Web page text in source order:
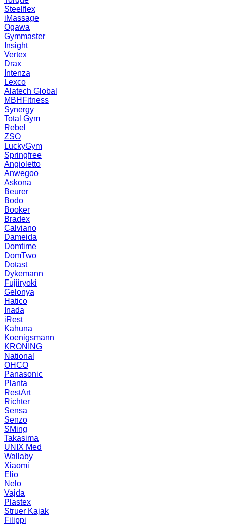
Steelflex
iMassage
Ogawa
Gymmaster
Insight
Vertex
Drax
Intenza
Lexco
Alatech Global
MBHFitness
Synergy
Total Gym
Rebel
ZSO
LuckyGym
Springfree
Angioletto
Anwegoo
Askona
Beurer
Bodo
Booker
Bradex
Calviano
Dameida
Domtime
DomTwo
Dotast
Dykemann
Fujiiryoki
Gelonya
Hatico
Inada
iRest
Kahuna
Koenigsmann
KRONING
National
OHCO
Panasonic
Planta
RestArt
Richter
Sensa
Senzo
SMing
Takasima
UNIX Med
Wallaby
Xiaomi
Elio
Nelo
Vajda
Plastex
Struer Kajak
Filippi